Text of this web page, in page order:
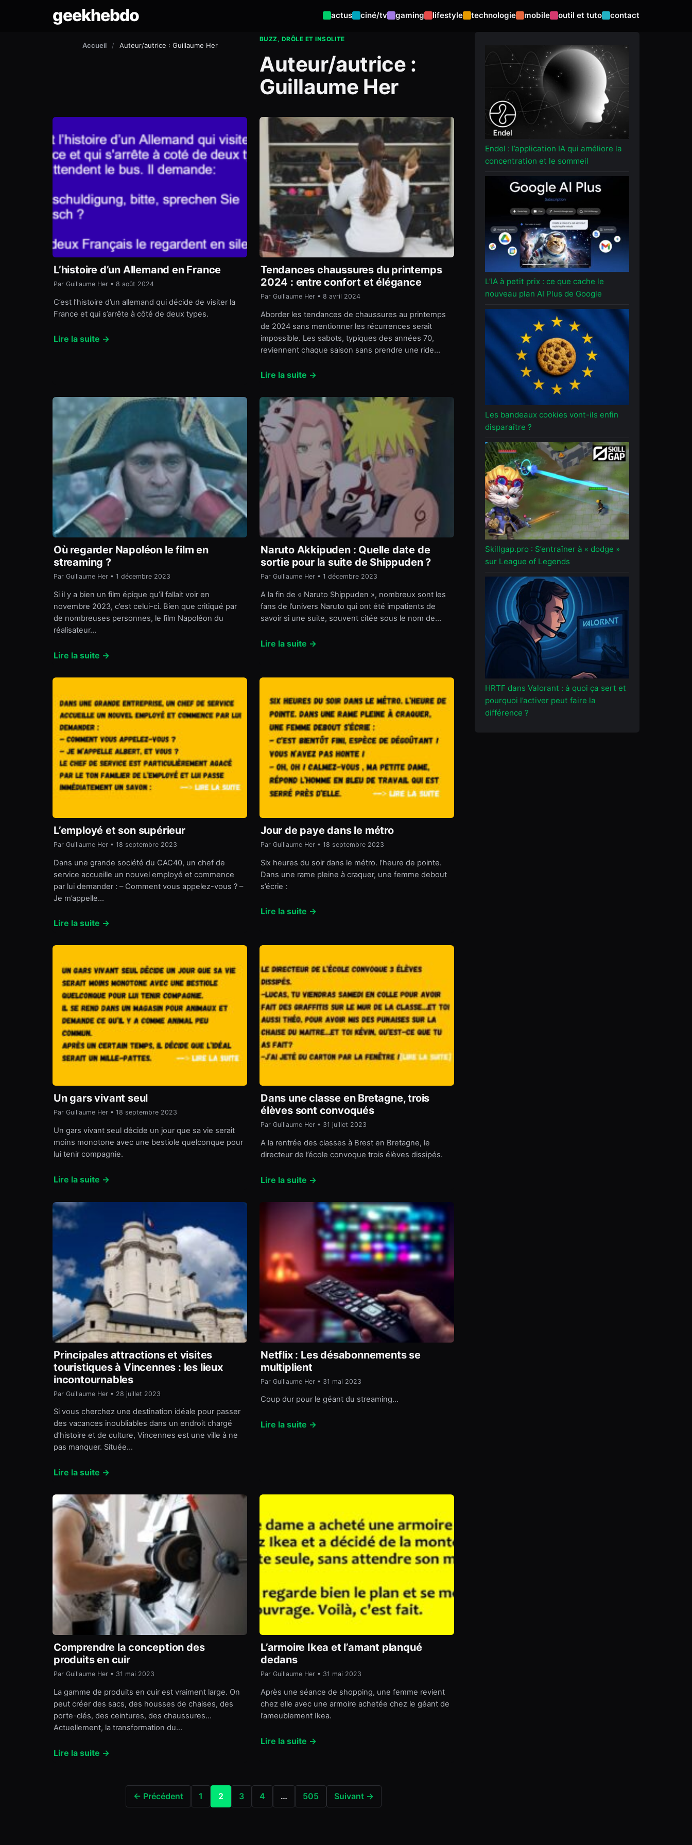
geekhebdo actus ciné/tv gaming lifestyle technologie mobile outil et tuto contact
Accueil / Auteur/autrice : Guillaume Her
BUZZ, DRÔLE ET INSOLITE
Auteur/autrice :
Guillaume Her
L’histoire d’un Allemand en France
Par Guillaume Her • 8 août 2024
C’est l’histoire d’un allemand qui décide de visiter la
France et qui s’arrête à côté de deux types.
Lire la suite →
Tendances chaussures du printemps
2024 : entre confort et élégance
Par Guillaume Her • 8 avril 2024
Aborder les tendances de chaussures au printemps
de 2024 sans mentionner les récurrences serait
impossible. Les sabots, typiques des années 70,
reviennent chaque saison sans prendre une ride…
Lire la suite →
Où regarder Napoléon le film en
streaming ?
Par Guillaume Her • 1 décembre 2023
Si il y a bien un film épique qu’il fallait voir en
novembre 2023, c’est celui-ci. Bien que critiqué par
de nombreuses personnes, le film Napoléon du
réalisateur…
Lire la suite →
Naruto Akkipuden : Quelle date de
sortie pour la suite de Shippuden ?
Par Guillaume Her • 1 décembre 2023
A la fin de « Naruto Shippuden », nombreux sont les
fans de l’univers Naruto qui ont été impatients de
savoir si une suite, souvent citée sous le nom de…
Lire la suite →
L’employé et son supérieur
Par Guillaume Her • 18 septembre 2023
Dans une grande société du CAC40, un chef de
service accueille un nouvel employé et commence
par lui demander : – Comment vous appelez-vous ? –
Je m’appelle…
Lire la suite →
Jour de paye dans le métro
Par Guillaume Her • 18 septembre 2023
Six heures du soir dans le métro. l’heure de pointe.
Dans une rame pleine à craquer, une femme debout
s’écrie :
Lire la suite →
Un gars vivant seul
Par Guillaume Her • 18 septembre 2023
Un gars vivant seul décide un jour que sa vie serait
moins monotone avec une bestiole quelconque pour
lui tenir compagnie.
Lire la suite →
Dans une classe en Bretagne, trois
élèves sont convoqués
Par Guillaume Her • 31 juillet 2023
A la rentrée des classes à Brest en Bretagne, le
directeur de l’école convoque trois élèves dissipés.
Lire la suite →
Principales attractions et visites
touristiques à Vincennes : les lieux
incontournables
Par Guillaume Her • 28 juillet 2023
Si vous cherchez une destination idéale pour passer
des vacances inoubliables dans un endroit chargé
d’histoire et de culture, Vincennes est une ville à ne
pas manquer. Située…
Lire la suite →
Netflix : Les désabonnements se
multiplient
Par Guillaume Her • 31 mai 2023
Coup dur pour le géant du streaming…
Lire la suite →
Comprendre la conception des
produits en cuir
Par Guillaume Her • 31 mai 2023
La gamme de produits en cuir est vraiment large. On
peut créer des sacs, des housses de chaises, des
porte-clés, des ceintures, des chaussures…
Actuellement, la transformation du…
Lire la suite →
L’armoire Ikea et l’amant planqué
dedans
Par Guillaume Her • 31 mai 2023
Après une séance de shopping, une femme revient
chez elle avec une armoire achetée chez le géant de
l’ameublement Ikea.
Lire la suite →
← Précédent 1 2 3 4 … 505 Suivant →
Endel : l’application IA qui améliore la
concentration et le sommeil
L’IA à petit prix : ce que cache le
nouveau plan AI Plus de Google
Les bandeaux cookies vont-ils enfin
disparaître ?
Skillgap.pro : S’entraîner à « dodge »
sur League of Legends
HRTF dans Valorant : à quoi ça sert et
pourquoi l’activer peut faire la
différence ?